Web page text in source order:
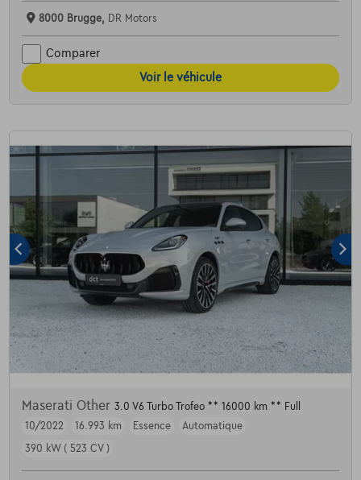
8000 Brugge, DR Motors
Comparer
Voir le véhicule
Maserati Other 3.0 V6 Turbo Trofeo ** 16000 km ** Full
10/2022
16.993 km Essence
Automatique
390 kW ( 523 CV )